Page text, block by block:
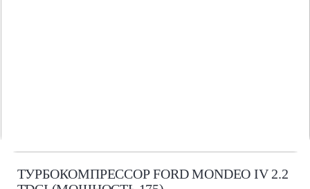
ТУРБОКОМПРЕССОР FORD MONDEO IV 2.2